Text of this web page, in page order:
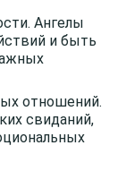
Ангелы
и быть
отношений.
свиданий,